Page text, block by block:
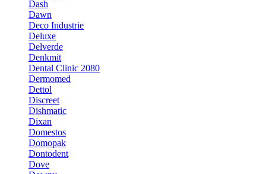
Dash
Dawn
Deco Industrie
Deluxe
Delverde
Denkmit
Dental Clinic 2080
Dermomed
Dettol
Discreet
Dishmatic
Dixan
Domestos
Domopak
Dontodent
Dove